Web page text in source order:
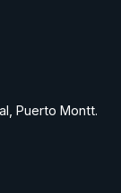
Puerto Montt.